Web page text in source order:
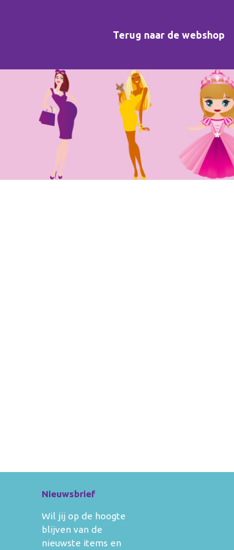
Terug naar de webshop
Nieuwsbrief
Wil jij op de hoogte
blijven van de
nieuwste items en